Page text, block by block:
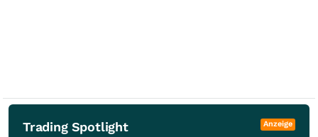
Trading Spotlight Anzeige